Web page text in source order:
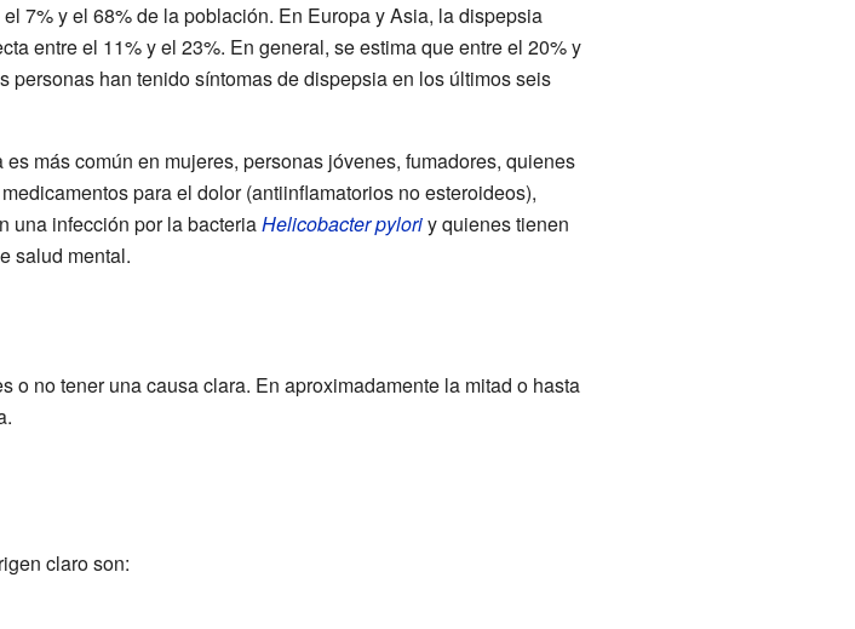
7% y el 68% de la población. En Europa y Asia, la dispepsia
entre el 11% y el 23%. En general, se estima que entre el 20% y
personas han tenido síntomas de dispepsia en los últimos seis
es más común en mujeres, personas jóvenes, fumadores, quienes
para el dolor (antiinflamatorios no esteroideos),
una infección por la bacteriaHelicobacter pyloriy quienes tienen
salud mental.
o no tener una causa clara. En aproximadamente la mitad o hasta
claro son: